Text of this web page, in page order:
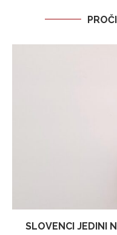
SLOVENCI JEDINI